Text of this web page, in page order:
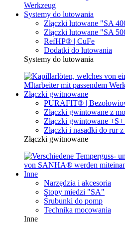
Systemy do lutowania
Złączki lutowane "SA
Złączki lutowane "SA
RefHP® | CuFe
Dodatki do lutowania
Systemy do lutowania
Złączki gwitnowane
PURAFIT® |
Złączki gwintowane z
Złączki gwintowane
Złączki i nasadki do rur
Złączki gwitnowane
Inne
Narzędzia i akcesoria
Stopy miedzi "SA"
Śrubunki do pomp
Technika mocowania
Inne